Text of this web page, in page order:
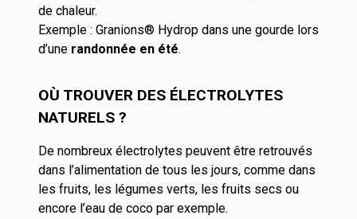
de chaleur.
Exemple : Granions® Hydrop dans une gourde lors
d’une randonnée en été.
OÙ TROUVER DES ÉLECTROLYTES
NATURELS ?
De nombreux électrolytes peuvent être retrouvés
dans l’alimentation de tous les jours, comme dans
les fruits, les légumes verts, les fruits secs ou
encore l’eau de coco par exemple.